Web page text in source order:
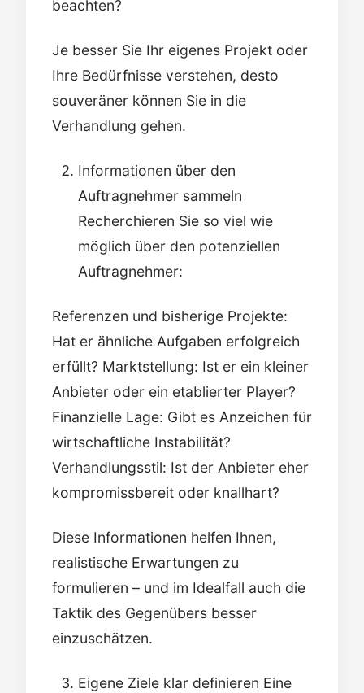
beachten?
Je besser Sie Ihr eigenes Projekt oder
Ihre Bedürfnisse verstehen, desto
souveräner können Sie in die
Verhandlung gehen.
Informationen über den
Auftragnehmer sammeln
Recherchieren Sie so viel wie
möglich über den potenziellen
Auftragnehmer:
Referenzen und bisherige Projekte:
Hat er ähnliche Aufgaben erfolgreich
erfüllt? Marktstellung: Ist er ein kleiner
Anbieter oder ein etablierter Player?
Finanzielle Lage: Gibt es Anzeichen für
wirtschaftliche Instabilität?
Verhandlungsstil: Ist der Anbieter eher
kompromissbereit oder knallhart?
Diese Informationen helfen Ihnen,
realistische Erwartungen zu
formulieren – und im Idealfall auch die
Taktik des Gegenübers besser
einzuschätzen.
Eigene Ziele klar definieren Eine